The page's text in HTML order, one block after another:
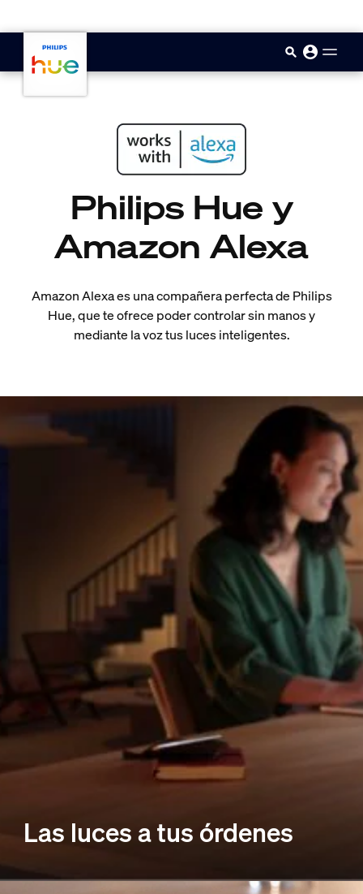
Philips Hue y
Amazon Alexa
Amazon Alexa es una compañera perfecta de Philips
Hue, que te ofrece poder controlar sin manos y
mediante la voz tus luces inteligentes.
Las luces a tus órdenes